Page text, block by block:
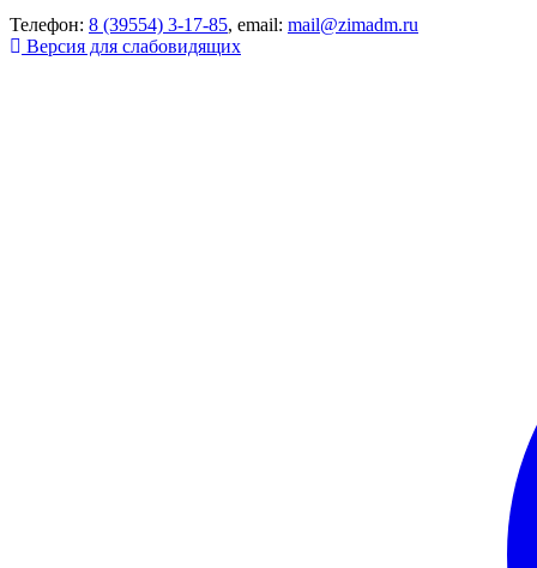
Телефон: 8 (39554) 3-17-85, email: mail@zimadm.ru
Версия для слабовидящих